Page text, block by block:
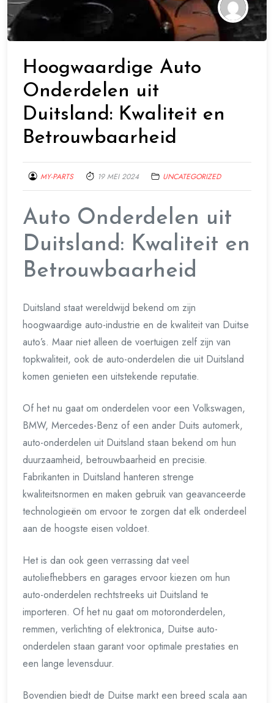
Hoogwaardige Auto
Onderdelen uit
Duitsland: Kwaliteit en
Betrouwbaarheid
MY-PARTS 19 MEI 2024 UNCATEGORIZED
Auto Onderdelen uit
Duitsland: Kwaliteit en
Betrouwbaarheid
Duitsland staat wereldwijd bekend om zijn
hoogwaardige auto-industrie en de kwaliteit van Duitse
auto’s. Maar niet alleen de voertuigen zelf zijn van
topkwaliteit, ook de auto-onderdelen die uit Duitsland
komen genieten een uitstekende reputatie.
Of het nu gaat om onderdelen voor een Volkswagen,
BMW, Mercedes-Benz of een ander Duits automerk,
auto-onderdelen uit Duitsland staan bekend om hun
duurzaamheid, betrouwbaarheid en precisie.
Fabrikanten in Duitsland hanteren strenge
kwaliteitsnormen en maken gebruik van geavanceerde
technologieën om ervoor te zorgen dat elk onderdeel
aan de hoogste eisen voldoet.
Het is dan ook geen verrassing dat veel
autoliefhebbers en garages ervoor kiezen om hun
auto-onderdelen rechtstreeks uit Duitsland te
importeren. Of het nu gaat om motoronderdelen,
remmen, verlichting of elektronica, Duitse auto-
onderdelen staan garant voor optimale prestaties en
een lange levensduur.
Bovendien biedt de Duitse markt een breed scala aan